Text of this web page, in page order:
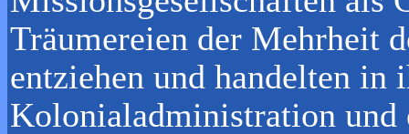
Träumereien der Mehrheit
entziehen und handelten in
Kolonialadministration